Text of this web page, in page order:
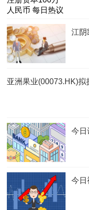
江阴
亚洲果业(00073.HK)拟
今日
今日